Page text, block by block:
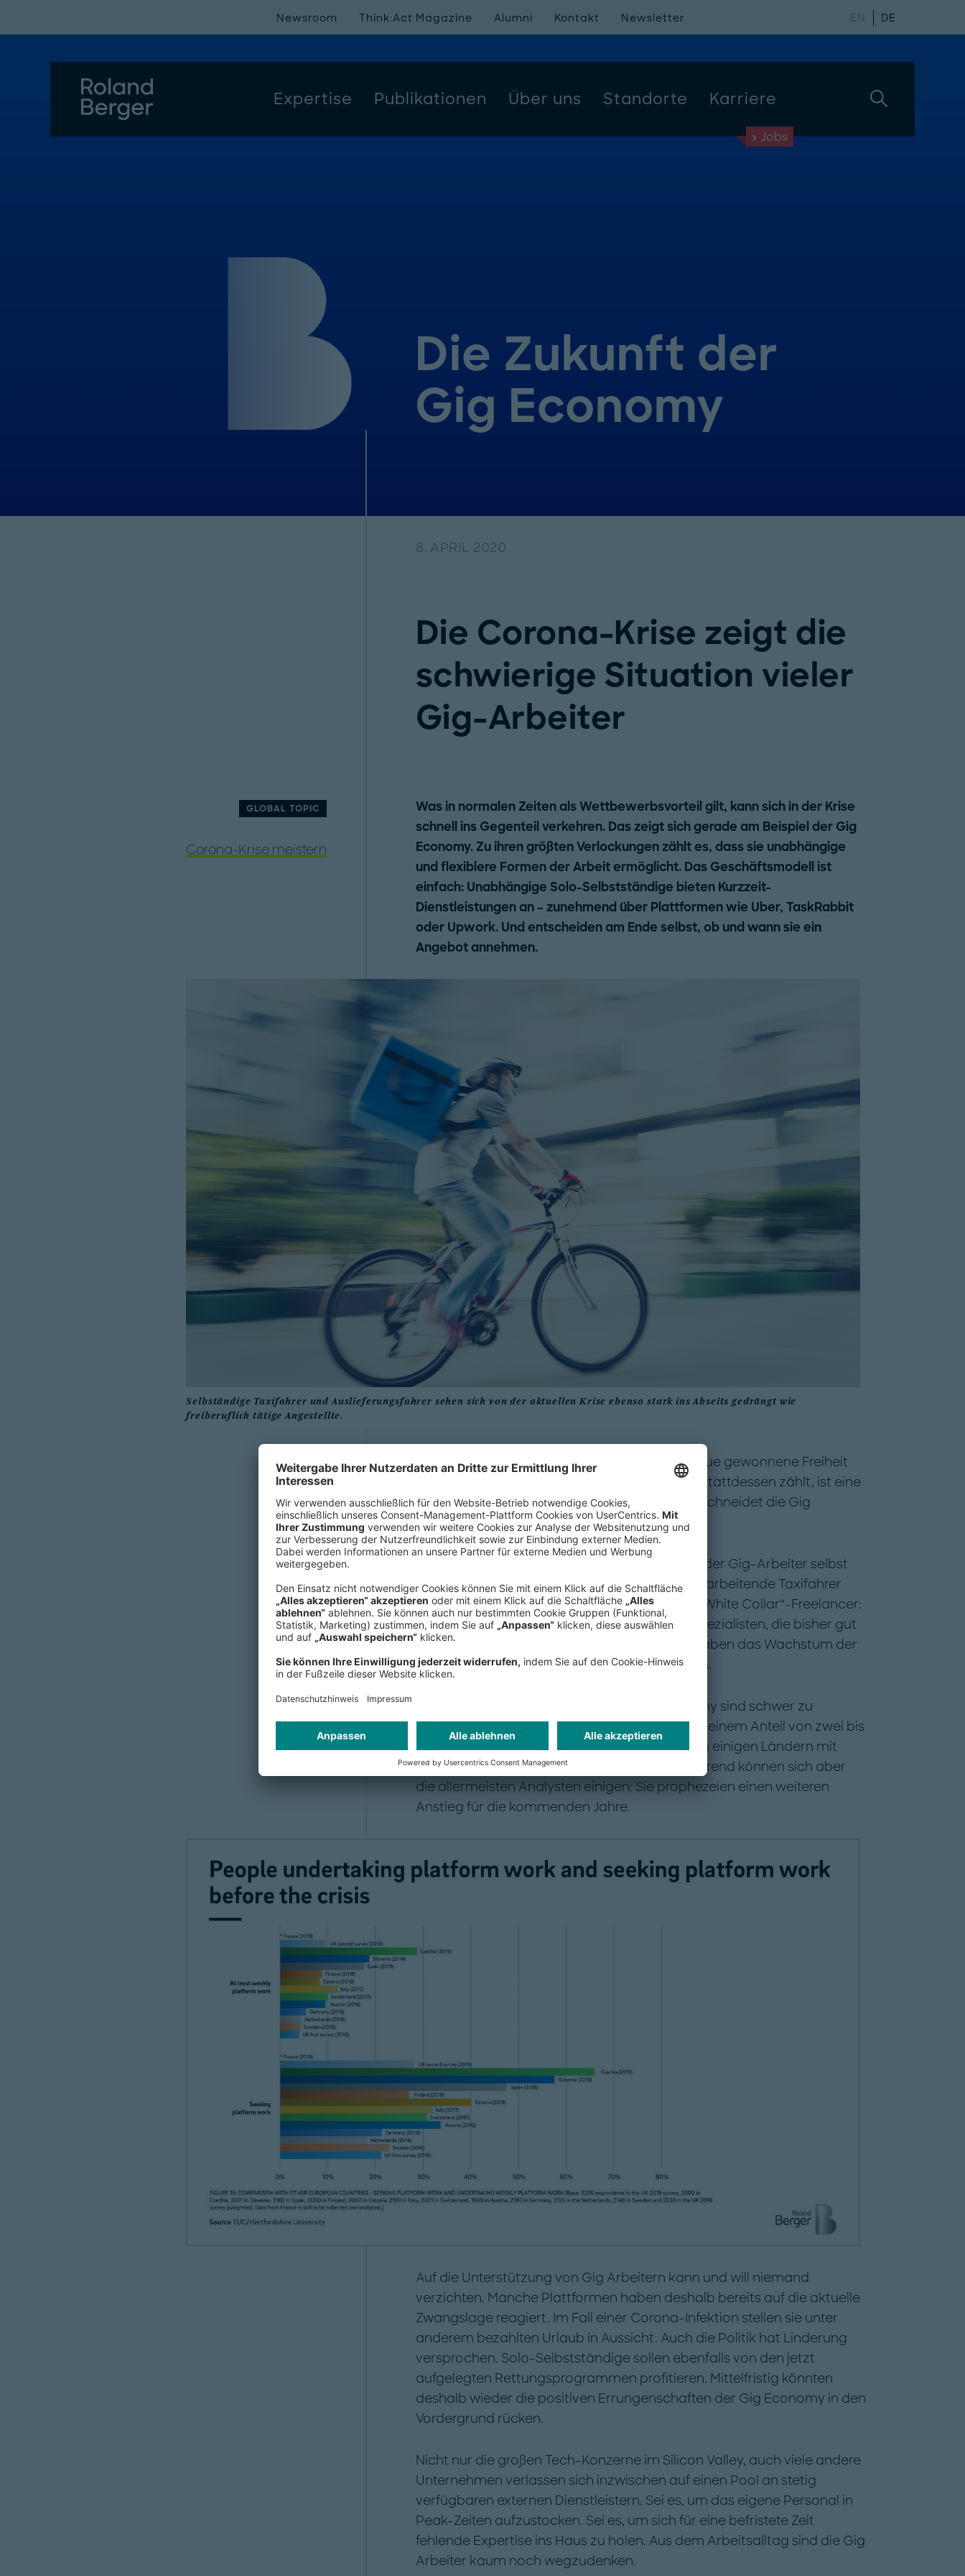
Expertise Publikationen Über uns Standorte Karriere
Newsroom Think:Act Magazine Alumni Kontakt Newsletter EN DE
Jobs
Die Zukunft der
Gig Economy
8. APRIL 2020
Die Corona-Krise zeigt die
schwierige Situation vieler
Gig-Arbeiter
GLOBAL TOPIC
Corona-Krise meistern
Was in normalen Zeiten als Wettbewerbsvorteil gilt, kann sich in der Krise
schnell ins Gegenteil verkehren. Das zeigt sich gerade am Beispiel der Gig
Economy. Zu ihren größten Verlockungen zählt es, dass sie unabhängige
und flexiblere Formen der Arbeit ermöglicht. Das Geschäftsmodell ist
einfach: Unabhängige Solo-Selbstständige bieten Kurzzeit-
Dienstleistungen an – zunehmend über Plattformen wie Uber, TaskRabbit
oder Upwork. Und entscheiden am Ende selbst, ob und wann sie ein
Angebot annehmen.
Selbständige Taxifahrer und Auslieferungsfahrer sehen sich von der aktuellen Krise ebenso stark ins Abseits gedrängt wie
freiberuflich tätige Angestellte.
In Zeiten der Corona-Pandemie rückt diese neue gewonnene Freiheit
für viele Gig-Arbeiter in den Hintergrund. Was stattdessen zählt, ist eine
Mindestabsicherung für den Ernstfall. Und da schneidet die Gig
Economy bisher schlecht ab.
Für Verdienstausfälle im Krankheitsfall muss jeder Gig-Arbeiter selbst
aufkommen. Das betrifft aktuell selbstständig arbeitende Taxifahrer
und Lieferanten genauso wie die Gruppe der „White Collar“-Freelancer:
Designer, Software-Entwickler oder Produktspezialisten, die bisher gut
von ihren Einkünften leben konnten. Letztere haben das Wachstum der
Gig Economy zuletzt maßgeblich mitgetragen.
Genaue Daten über die Größe der Gig Economy sind schwer zu
erheben. Die meisten Schätzungen gehen von einem Anteil von zwei bis
vier Prozent an der Erwerbsbevölkerung aus, in einigen Ländern mit
starken Abweichungen nach oben. Auf einen Trend können sich aber
die allermeisten Analysten einigen: Sie prophezeien einen weiteren
Anstieg für die kommenden Jahre.
Auf die Unterstützung von Gig Arbeitern kann und will niemand
verzichten. Manche Plattformen haben deshalb bereits auf die aktuelle
Zwangslage reagiert. Im Fall einer Corona-Infektion stellen sie unter
anderem bezahlten Urlaub in Aussicht. Auch die Politik hat Linderung
versprochen. Solo-Selbstständige sollen ebenfalls von den jetzt
aufgelegten Rettungsprogrammen profitieren. Mittelfristig könnten
deshalb wieder die positiven Errungenschaften der Gig Economy in den
Vordergrund rücken.
Nicht nur die großen Tech-Konzerne im Silicon Valley, auch viele andere
Unternehmen verlassen sich inzwischen auf einen Pool an stetig
verfügbaren externen Dienstleistern. Sei es, um das eigene Personal in
Peak-Zeiten aufzustocken. Sei es, um sich für eine befristete Zeit
fehlende Expertise ins Haus zu holen. Aus dem Arbeitsalltag sind die Gig
Arbeiter kaum noch wegzudenken.